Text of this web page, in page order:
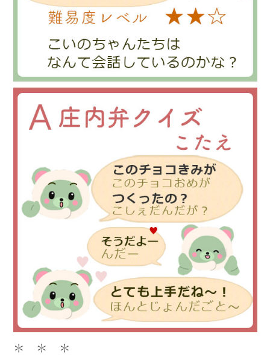
＊ ＊ ＊